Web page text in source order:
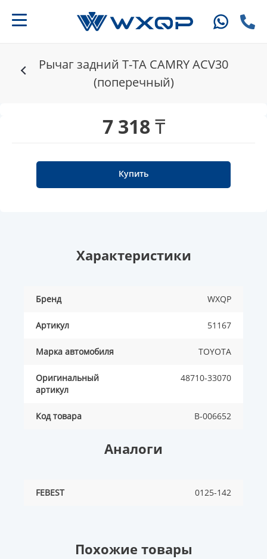
Рычаг задний T-TA CAMRY ACV30
(поперечный)
7 318 ₸
Купить
Характеристики
Бренд WXQP
Артикул 51167
Марка автомобиля TOYOTA
Оригинальный
артикул
48710-33070
Код товара B-006652
Аналоги
FEBEST 0125-142
Похожие товары